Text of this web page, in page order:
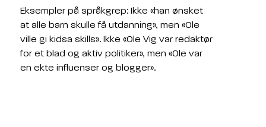
Eksempler på språkgrep: Ikke «han ønsket
at alle barn skulle få utdanning», men «Ole
ville gi kidsa skills». Ikke «Ole Vig var redaktør
for et blad og aktiv politiker», men «Ole var
en ekte influenser og blogger».